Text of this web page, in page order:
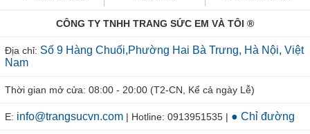
CÔNG TY TNHH TRANG SỨC EM VÀ TÔI ®
Địa chỉ: Số 9 Hàng Chuối,Phường Hai Bà Trưng, Hà Nội, Việt
Nam
Thời gian mở cửa: 08:00 - 20:00 (T2-CN, Kể cả ngày Lễ)
E: info@trangsucvn.com | Hotline: 0913951535 | ● Chỉ đường